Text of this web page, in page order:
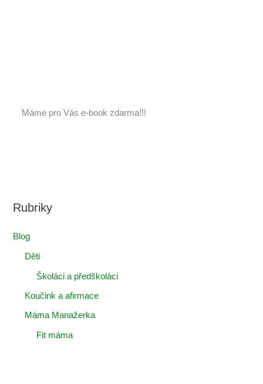
Máme pro Vás e-book zdarma!!!
Rubriky
Blog
Děti
Školáci a předškoláci
Koučink a afirmace
Máma Manažerka
Fit máma